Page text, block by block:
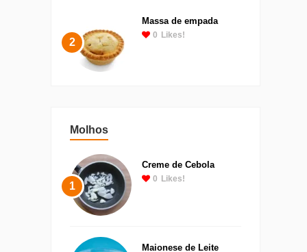
2
Massa de empada
0 Likes!
Molhos
1
Creme de Cebola
0 Likes!
Maionese de Leite